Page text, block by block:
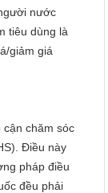
nước
tiêu dùng là
giảm giá
chăm sóc
Điều này
pháp điều
đều phải